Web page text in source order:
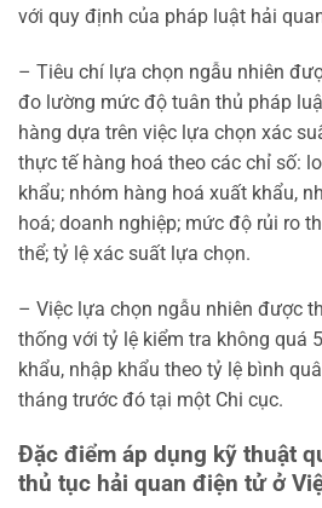
với quy định của pháp luật hải
– Tiêu chí lựa chọn ngẫu nhiên
đo lường mức độ tuân thủ pháp
hàng dựa trên việc lựa chọn xác
thực tế hàng hoá theo các chỉ số:
khẩu; nhóm hàng hoá xuất khẩu,
hoá; doanh nghiệp; mức độ rủi ro
thể; tỷ lệ xác suất lựa chọn.
– Việc lựa chọn ngẫu nhiên được
thống với tỷ lệ kiểm tra không quá
khẩu, nhập khẩu theo tỷ lệ bình
tháng trước đó tại một Chi cục.
Đặc điểm áp dụng kỹ thuật
thủ tục hải quan điện tử ở